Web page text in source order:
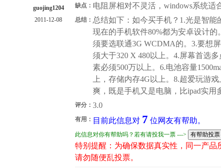
guojing1204
2011-12-08
缺点： 电阻屏相对不灵活，windows系统适
总结： 总结如下：如今买手机？1.光是智
现在的手机软件80%都为安卓设计
须要选联通3G WCDMA的。3.要想
须大于320 X 480以上。4.屏幕首选
素必须500万以上。6.电池容量
上，存储内存4G以上。8.超爱玩游
爽，既是手机又是电脑，比ipad实用
评分： 3.0
有用： 目前此信息对 7 位网友有帮助。
此信息对你有帮助吗？若有请投我一票 --->
特别提醒：为确保数据真实性，同一产
请勿随便乱投票。